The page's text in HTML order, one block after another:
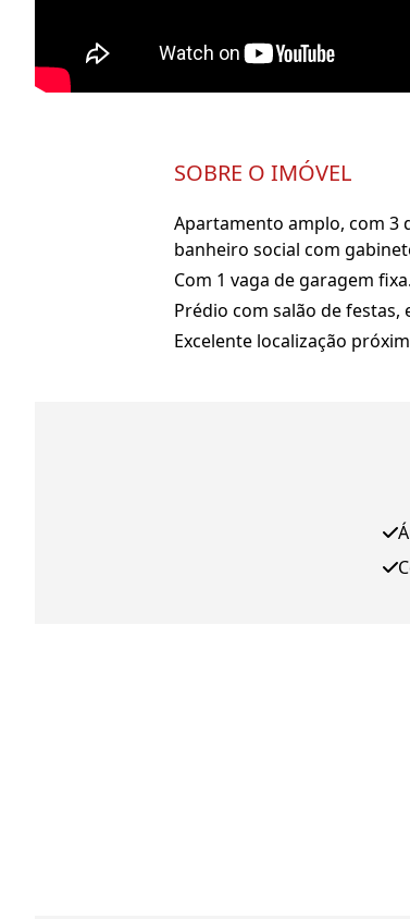
SOBRE O IMÓVEL
Apartamento amplo, com 3
banheiro social com
Com 1 vaga de garagem fixa.
Prédio com salão de
Excelente localização